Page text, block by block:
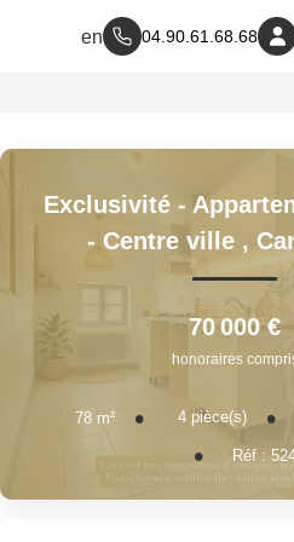
04.90.61.68.68
Exclusivité -
- Centre ville ,
70 000 €
honoraires
78 m² 4 pièce(s)
Réf :